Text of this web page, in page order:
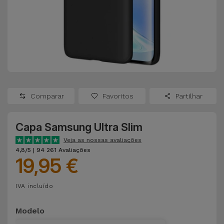
Oppo
OnePlus
Google
Dyson
TCL
Recondicionados
Recondicionados
Consolas
Recondicionadas
Ver
tudo
Auriculares
e Colunas
Smartwatches
e Braceletes
Correntes
Comparar Favoritos Partilhar
Capa Samsung Ultra Slim
Veja as nossas avaliações
4,8/5 | 94 261 Avaliações
19,95 €
IVA incluído
Modelo